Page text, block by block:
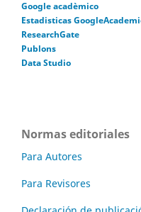
Google acadèmico
Estadisticas
ResearchGate
Publons
Data Studio
Normas editoriales
Para Autores
Para Revisores